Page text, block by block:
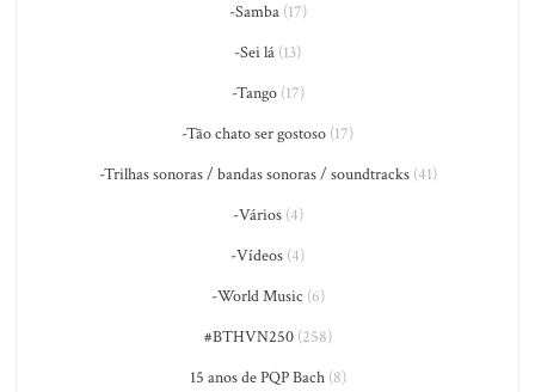
-Samba(17)
-Sei lá (13)
-Tango(17)
-Tão chato ser gostoso (17)
-Trilhas sonoras / bandas sonoras / soundtracks(41)
-Vários(4)
-Vídeos (4)
-World Music (6)
#BTHVN250(258)
15 anos de PQP Bach(8)